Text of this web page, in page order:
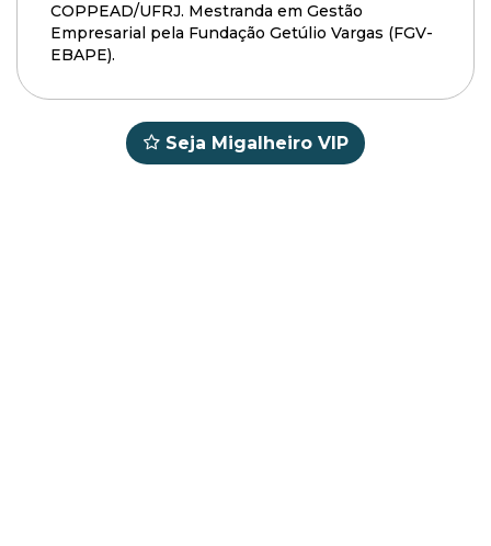
COPPEAD/UFRJ. Mestranda em Gestão
Empresarial pela Fundação Getúlio Vargas (FGV-
EBAPE).
Seja Migalheiro VIP